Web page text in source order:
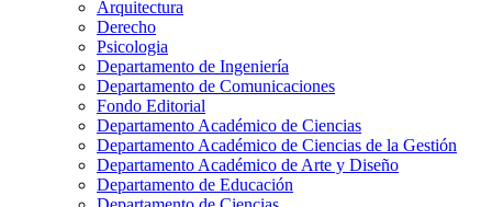
Arquitectura
Derecho
Psicologia
Departamento de Ingeniería
Departamento de Comunicaciones
Fondo Editorial
Departamento Académico de Ciencias
Departamento Académico de Ciencias de la Gestión
Departamento Académico de Arte y Diseño
Departamento de Educación